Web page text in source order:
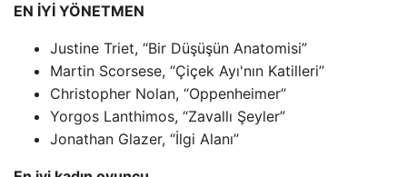
EN İYİ YÖNETMEN
Justine Triet, “Bir Düşüşün Anatomisi”
Martin Scorsese, “Çiçek Ayı'nın Katilleri”
Christopher Nolan, “Oppenheimer”
Yorgos Lanthimos, “Zavallı Şeyler”
Jonathan Glazer, “İlgi Alanı”